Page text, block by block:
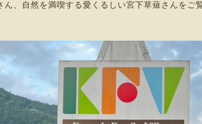
ん、自然を満喫する愛くるしい宮下草薙さんをご